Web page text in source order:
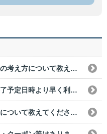
三井のカーシェアーズの利用料金の考え方について教えてください。
三井のカーシェアーズでの利用終了予定日時より早く利用終了した場合の利用料金はどうなりますか？
オリックスの予約キャンセル料金について教えてください。